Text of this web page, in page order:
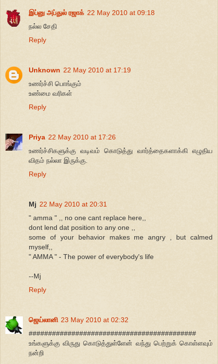
இப்னு அப்துல் ரஜாக் 22 May 2010 at 09:18
நல்ல சேதி
Reply
Unknown 22 May 2010 at 17:19
உணர்ச்சி பொங்கும்
உண்மை வரிகள்
Reply
Priya 22 May 2010 at 17:26
உணர்ச்சிகளுக்கு வடிவம் கொடுத்து வார்த்தைகளாக்கி எழுதிய
விதம் நல்லா இருக்கு.
Reply
Mj 22 May 2010 at 20:31
" amma " ,, no one cant replace here,,
dont lend dat position to any one ,,
some of your behavior makes me angry , but calmed
myself,,
" AMMA " - The power of everybody's life
--Mj
Reply
ஜெய்லானி 23 May 2010 at 02:32
###########################################
உங்களுக்கு விருது கொடுத்துள்ளேன் வந்து பெற்றுக் கொள்ளவும்
நன்றி